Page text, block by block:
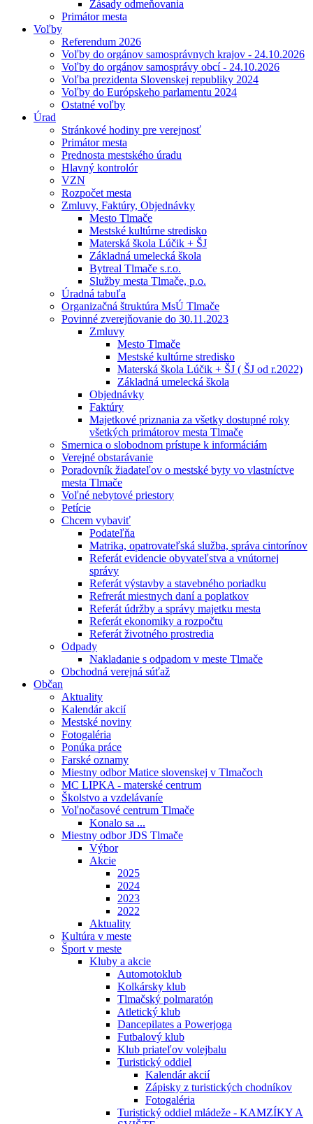
Zásady odmeňovania
Primátor mesta
Voľby
Referendum 2026
Voľby do orgánov samosprávnych krajov - 24.10.2026
Voľby do orgánov samosprávy obcí - 24.10.2026
Voľba prezidenta Slovenskej republiky 2024
Voľby do Európskeho parlamentu 2024
Ostatné voľby
Úrad
Stránkové hodiny pre verejnosť
Primátor mesta
Prednosta mestského úradu
Hlavný kontrolór
VZN
Rozpočet mesta
Zmluvy, Faktúry, Objednávky
Mesto Tlmače
Mestské kultúrne stredisko
Materská škola Lúčik + ŠJ
Základná umelecká škola
Bytreal Tlmače s.r.o.
Služby mesta Tlmače, p.o.
Úradná tabuľa
Organizačná štruktúra MsÚ Tlmače
Povinné zverejňovanie do 30.11.2023
Zmluvy
Mesto Tlmače
Mestské kultúrne stredisko
Materská škola Lúčik + ŠJ ( ŠJ od r.2022)
Základná umelecká škola
Objednávky
Faktúry
Majetkové priznania za všetky dostupné roky
všetkých primátorov mesta Tlmače
Smernica o slobodnom prístupe k informáciám
Verejné obstarávanie
Poradovník žiadateľov o mestské byty vo vlastníctve
mesta Tlmače
Voľné nebytové priestory
Petície
Chcem vybaviť
Podateľňa
Matrika, opatrovateľská služba, správa cintorínov
Referát evidencie obyvateľstva a vnútornej
správy
Referát výstavby a stavebného poriadku
Refrerát miestnych daní a poplatkov
Referát údržby a správy majetku mesta
Referát ekonomiky a rozpočtu
Referát životného prostredia
Odpady
Nakladanie s odpadom v meste Tlmače
Obchodná verejná súťaž
Občan
Aktuality
Kalendár akcií
Mestské noviny
Fotogaléria
Ponúka práce
Farské oznamy
Miestny odbor Matice slovenskej v Tlmačoch
MC LIPKA - materské centrum
Školstvo a vzdelávaníe
Voľnočasové centrum Tlmače
Konalo sa ...
Miestny odbor JDS Tlmače
Výbor
Akcie
2025
2024
2023
2022
Aktuality
Kultúra v meste
Šport v meste
Kluby a akcie
Automotoklub
Kolkársky klub
Tlmačský polmaratón
Atletický klub
Dancepilates a Powerjoga
Futbalový klub
Klub priateľov volejbalu
Turistický oddiel
Kalendár akcií
Zápisky z turistických chodníkov
Fotogaléria
Turistický oddiel mládeže - KAMZÍKY A